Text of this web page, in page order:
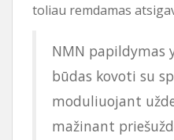
toliau remdamas
NMN papildymas
būdas kovoti su
moduliuojant
mažinant